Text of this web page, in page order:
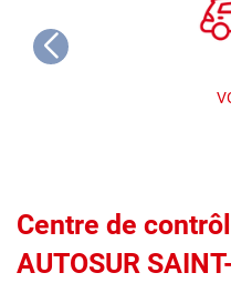
Centre de
AUTOSUR